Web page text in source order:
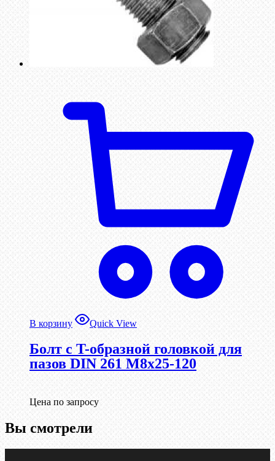
В корзину Quick View
Болт с T-образной головкой для
пазов DIN 261 М8х25-120
Цена по запросу
Вы смотрели